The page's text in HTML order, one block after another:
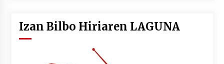
Izan Bilbo Hiriaren LAGUNA